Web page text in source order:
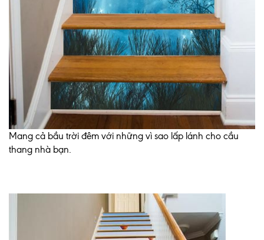
Mang cả bầu trời đêm với những vì sao lấp lánh cho cầu
thang nhà bạn.